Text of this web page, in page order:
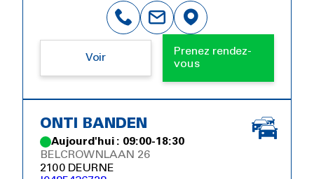
Voir
Prenez rendez-
vous
ONTI BANDEN
Aujourd'hui : 09:00-18:30
BELCROWNLAAN 26
2100 DEURNE